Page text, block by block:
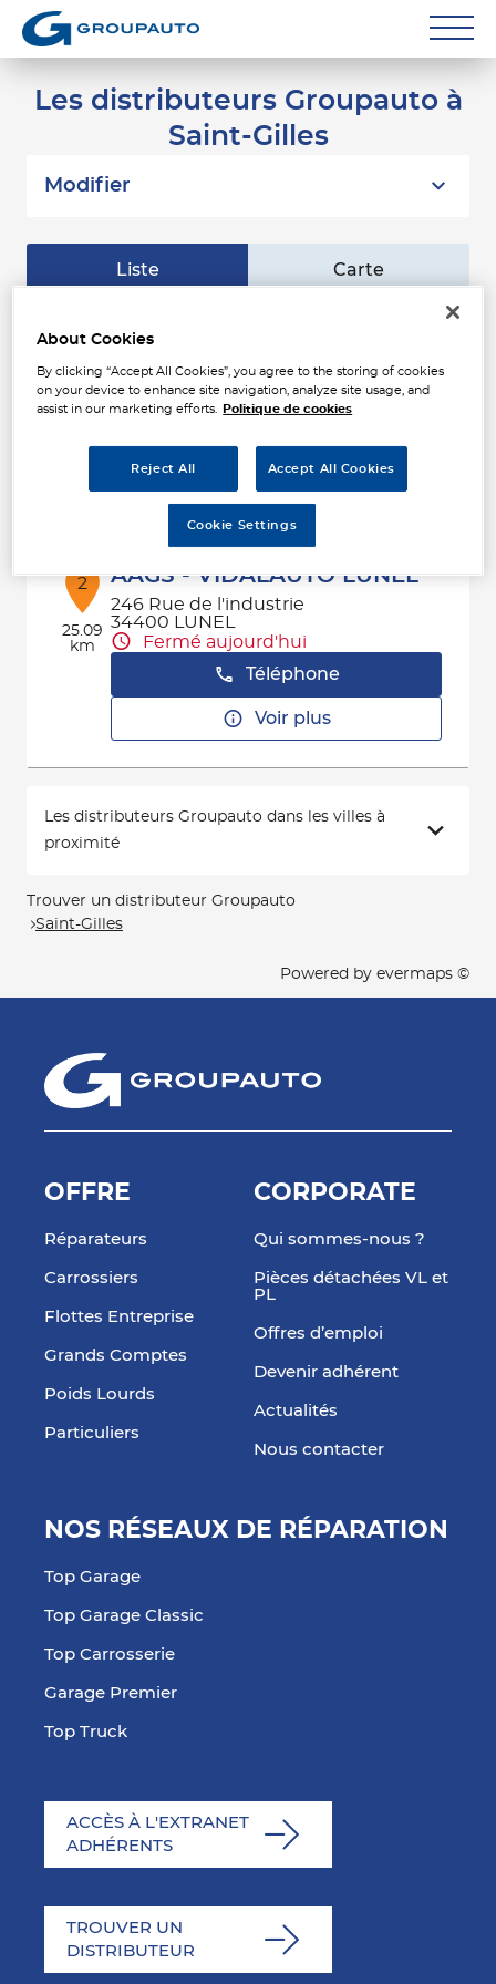
Carrossiers
Poids Lourds
Contact
Les distributeurs Groupauto à
Saint-Gilles
Modifier
Liste Carte
km
AAGS LUNEL
246 Rue de l'Industrie
34400 LUNEL
Fermé aujourd'hui
Téléphone
Voir plus
2
25.09
km
AAGS - VIDALAUTO LUNEL
246 Rue de l'industrie
34400 LUNEL
Fermé aujourd'hui
Téléphone
Voir plus
Les distributeurs Groupauto dans les villes à
proximité
Trouver un distributeur Groupauto
Saint-Gilles
Powered by evermaps ©
OFFRE
Réparateurs
Carrossiers
Flottes Entreprise
Grands Comptes
Poids Lourds
Particuliers
CORPORATE
Qui sommes-nous ?
Pièces détachées VL et
PL
Offres d’emploi
Devenir adhérent
Actualités
Nous contacter
NOS RÉSEAUX DE RÉPARATION
Top Garage
Top Garage Classic
Top Carrosserie
Garage Premier
Top Truck
ACCÈS À L'EXTRANET
ADHÉRENTS
TROUVER UN
DISTRIBUTEUR
About Cookies
By clicking “Accept All Cookies”, you agree to the storing of cookies
on your device to enhance site navigation, analyze site usage, and
assist in our marketing efforts.
Politique de cookies
Reject All Accept All Cookies
Cookie Settings